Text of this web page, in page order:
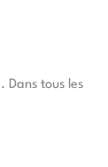
Dans tous les